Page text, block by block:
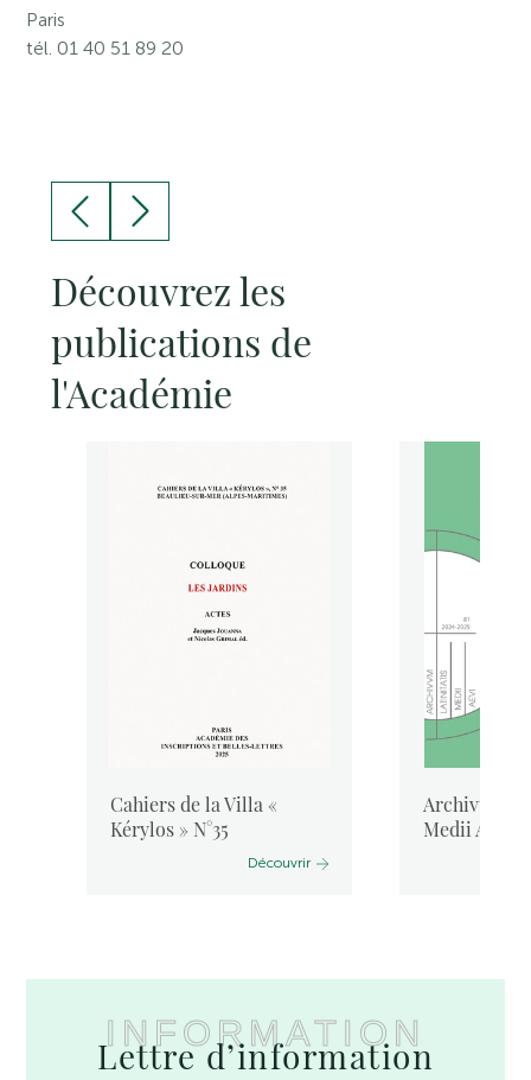
Paris
tél. 01 40 51 89 20
Découvrez les
publications de
l'Académie
Cahiers de la Villa «
Kérylos » N°35
Découvrir
Archivum
Medii Aevi,
INFORMATION
Lettre d’information